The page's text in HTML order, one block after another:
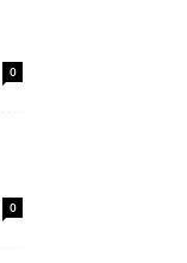
0
0